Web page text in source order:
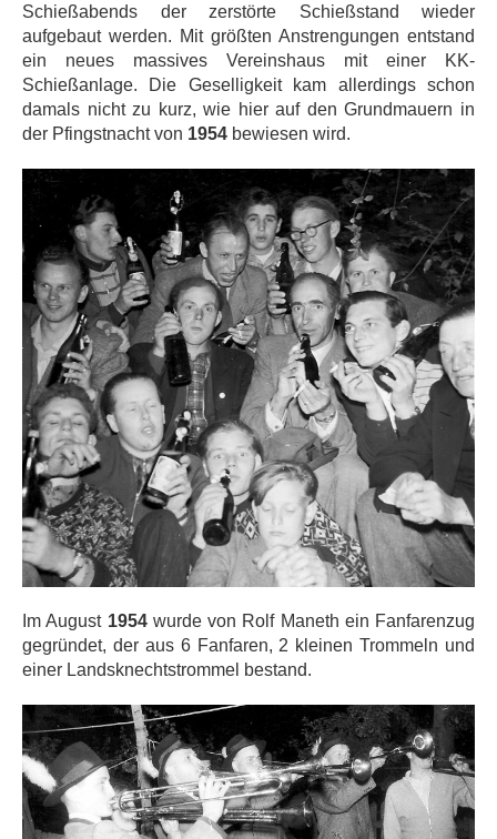
Schießabends der zerstörte Schießstand wieder
aufgebaut werden. Mit größten Anstrengungen entstand
ein neues massives Vereinshaus mit einer KK-
Schießanlage. Die Geselligkeit kam allerdings schon
damals nicht zu kurz, wie hier auf den Grundmauern in
der Pfingstnacht von 1954 bewiesen wird.
Im August 1954wurde von Rolf Maneth ein Fanfarenzug
gegründet, der aus 6 Fanfaren, 2 kleinen Trommeln und
einer Landsknechtstrommel bestand.